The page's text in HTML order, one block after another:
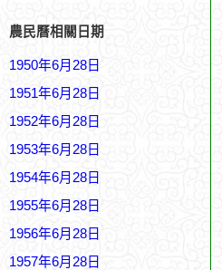
農民曆相關日期
1950年6月28日
1951年6月28日
1952年6月28日
1953年6月28日
1954年6月28日
1955年6月28日
1956年6月28日
1957年6月28日